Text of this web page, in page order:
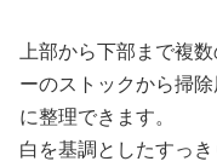
上部から下部まで複
ーのストックから掃
に整理できます。
白を基調としたすっ